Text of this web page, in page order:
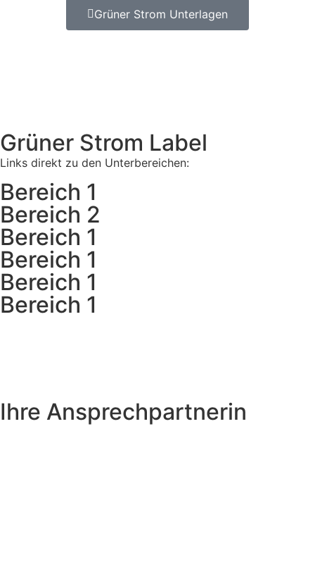
Grüner Strom Unterlagen
Grüner Strom Label
Links direkt zu den Unterbereichen:
Bereich 1
Bereich 2
Bereich 1
Bereich 1
Bereich 1
Bereich 1
Ihre Ansprechpartnerin